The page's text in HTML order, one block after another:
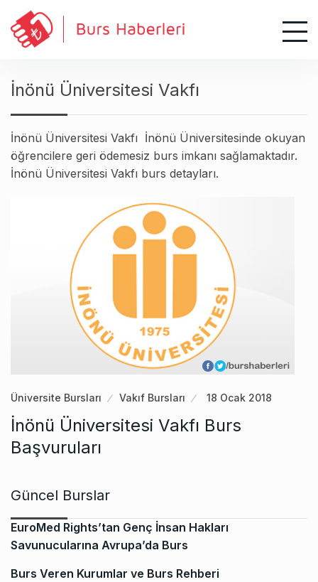
İnönü Üniversitesi Vakfı
İnönü Üniversitesi Vakfı İnönü Üniversitesinde okuyan
öğrencilere geri ödemesiz burs imkanı sağlamaktadır.
İnönü Üniversitesi Vakfı burs detayları.
Üniversite Bursları Vakıf Bursları 18 Ocak 2018
İnönü Üniversitesi Vakfı Burs
Başvuruları
Güncel Burslar
EuroMed Rights’tan Genç İnsan Hakları
Savunucularına Avrupa’da Burs
Burs Veren Kurumlar ve Burs Rehberi